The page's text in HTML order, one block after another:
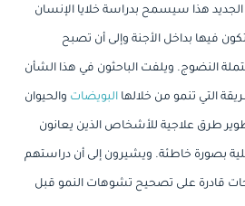
هذا سيسمح بدراسة خلايا الإنسان
فيها بداخل الأجنة وإلى أن تصبح
النضوج. ويلفت الباحثون في هذا الشأن
التي تنمو من خلالها البويضات والحيوان
طرق علاجية للأشخاص الذين يعانون
بصورة خاطئة. ويشيرون إلى أن دراستهم
قادرة على تصحيح تشوهات النمو قبل